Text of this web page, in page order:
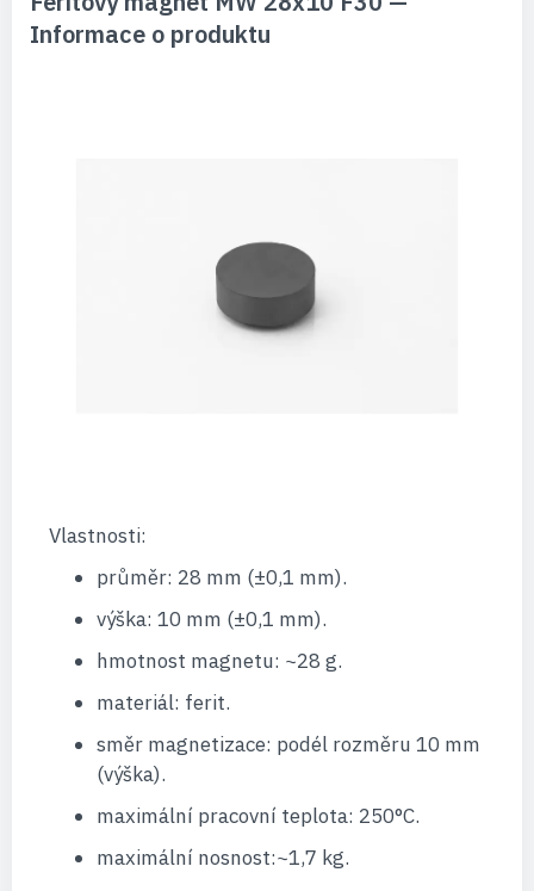
Informace o produktu
Vlastnosti:
průměr: 28 mm (±0,1 mm).
výška: 10 mm (±0,1 mm).
hmotnost magnetu: ~28 g.
materiál: ferit.
směr magnetizace: podél rozměru 10 mm
(výška).
maximální pracovní teplota: 250°C.
maximální nosnost:~1,7 kg.